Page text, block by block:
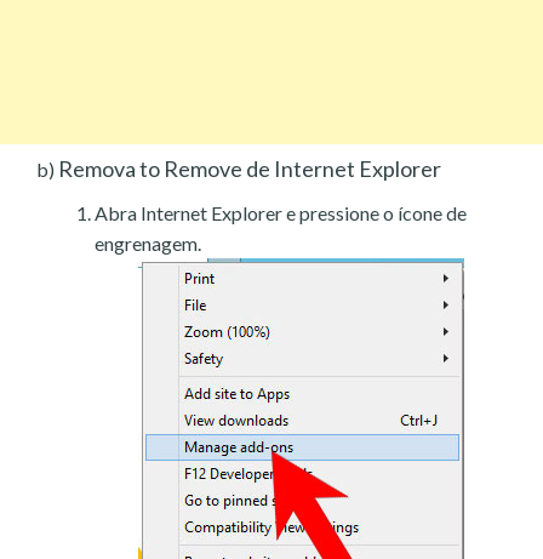
b) Remova to Remove de Internet Explorer
Abra Internet Explorer e pressione o ícone de
engrenagem.